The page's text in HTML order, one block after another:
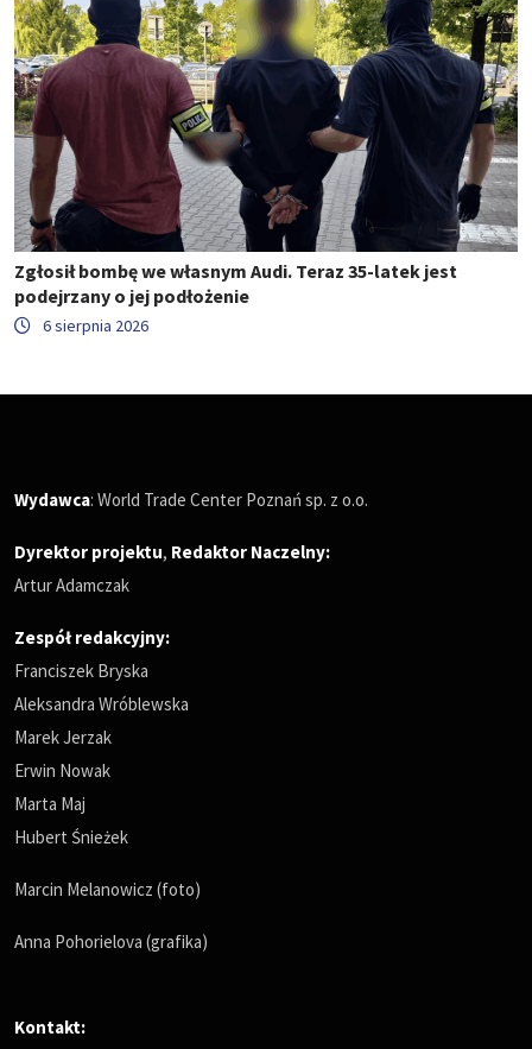
Zgłosił bombę we własnym Audi. Teraz 35-latek jest
podejrzany o jej podłożenie
6 sierpnia 2026
Wydawca: World Trade Center Poznań sp. z o.o.
Dyrektor projektu, Redaktor Naczelny:
Artur Adamczak
Zespół redakcyjny:
Franciszek Bryska
Aleksandra Wróblewska
Marek Jerzak
Erwin Nowak
Marta Maj
Hubert Śnieżek
Marcin Melanowicz (foto)
Anna Pohorielova (grafika)
Kontakt: